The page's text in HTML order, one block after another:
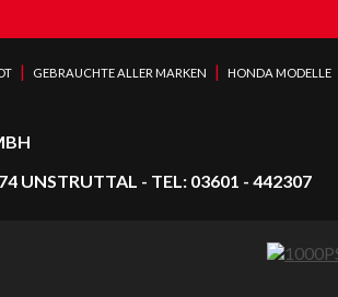
| GEBRAUCHTE ALLER MARKEN | HONDA MODELLE
UNSTRUTTAL - TEL: 03601 - 442307